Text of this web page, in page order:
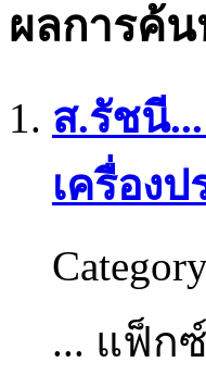
ผลการค้น
ส.รัชนี
เครื่อง
... แฟ็กซ์